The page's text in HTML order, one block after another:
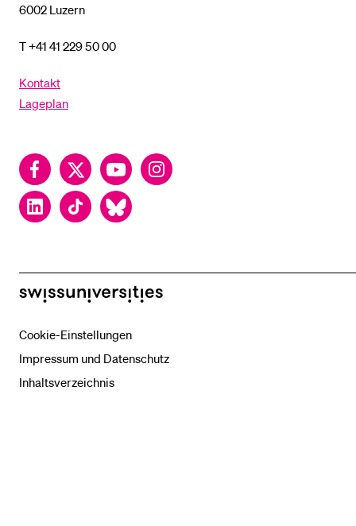
6002 Luzern
T +41 41 229 50 00
Kontakt
Lageplan
FacebookTwitter YouTubeInstagram
LinkedInTikTok Bluesky
swissuniversities
Cookie-Einstellungen
Impressum und Datenschutz
Inhaltsverzeichnis